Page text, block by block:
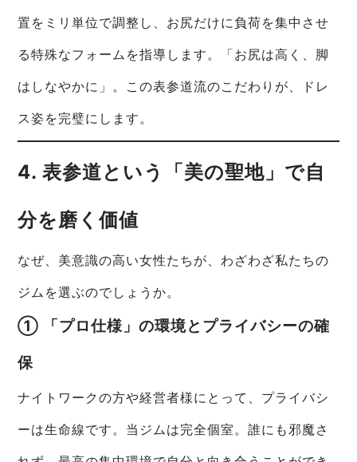
置をミリ単位で調整し、お尻だけに負荷を集中させ
る特殊なフォームを指導します。「お尻は高く、脚
はしなやかに」。この表参道流のこだわりが、ドレ
ス姿を完璧にします。
4. 表参道という「美の聖地」で自
分を磨く価値
なぜ、美意識の高い女性たちが、わざわざ私たちの
ジムを選ぶのでしょうか。
① 「プロ仕様」の環境とプライバシーの確
保
ナイトワークの方や経営者様にとって、プライバシ
ーは生命線です。当ジムは完全個室。誰にも邪魔さ